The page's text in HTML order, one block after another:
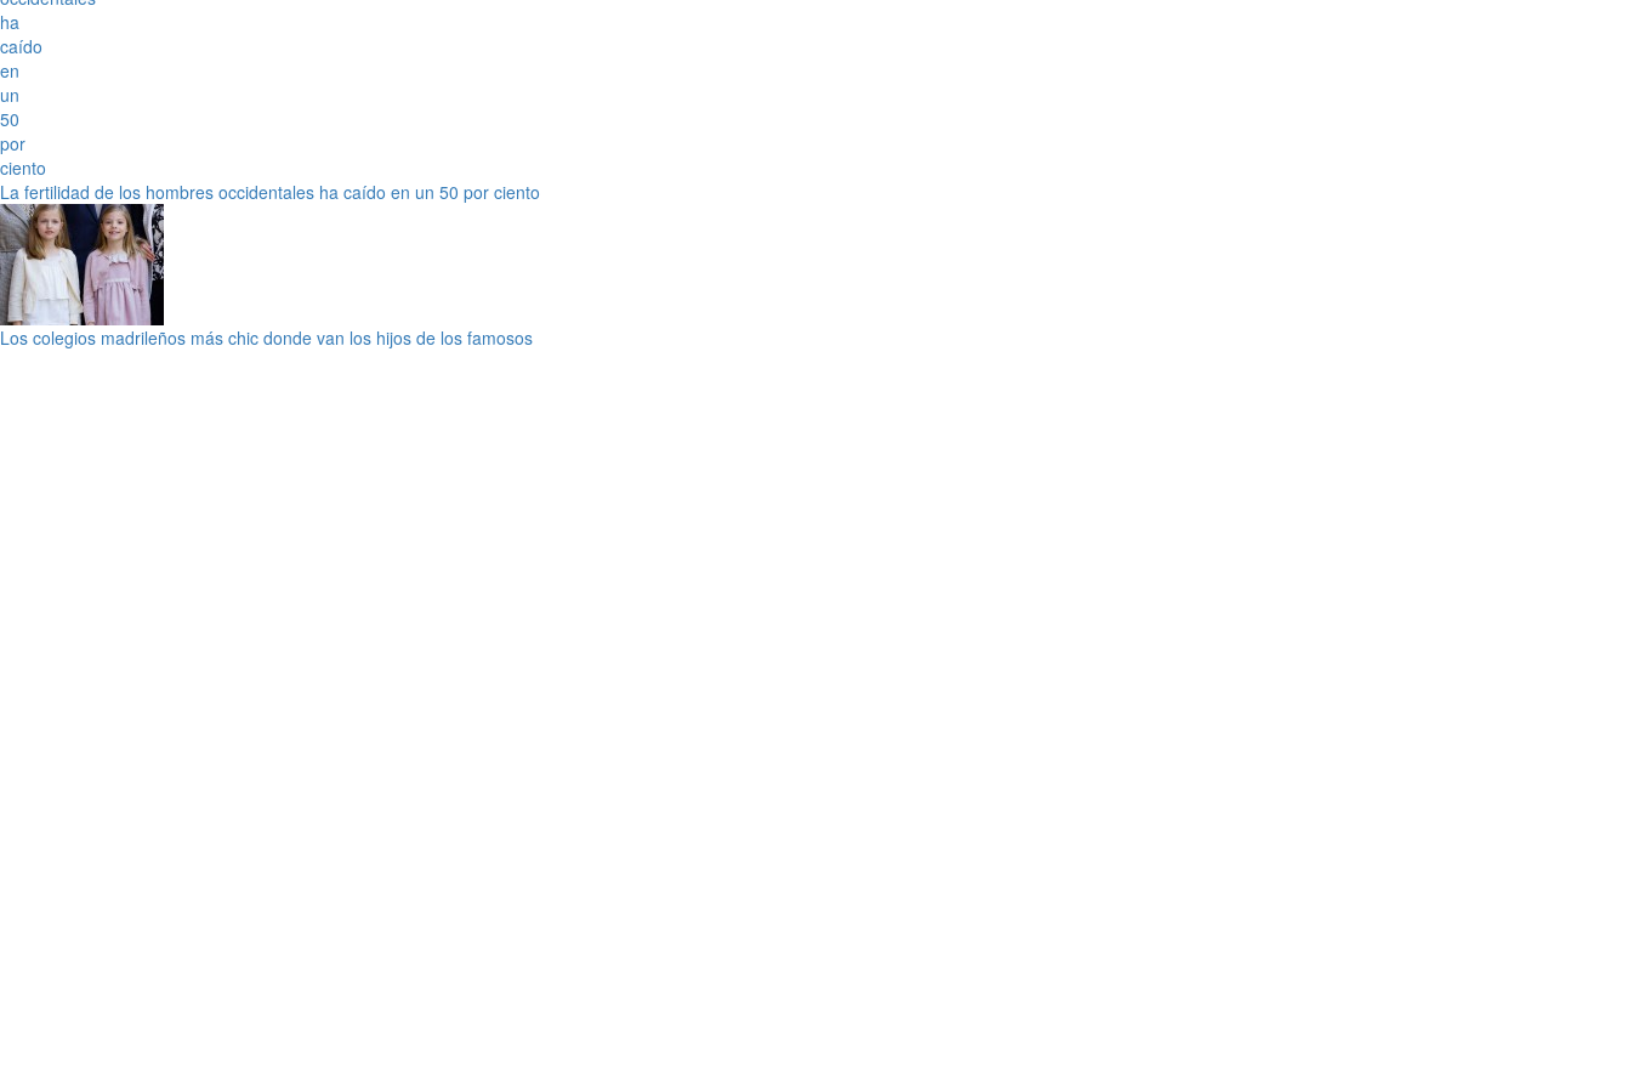
La fertilidad de los hombres occidentales ha caído en un 50 por ciento
Los colegios madrileños más chic donde van los hijos de los famosos